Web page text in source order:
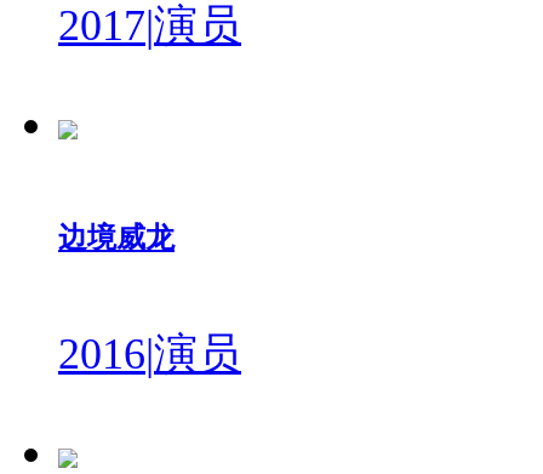
2017|演员
边境威龙
2016|演员